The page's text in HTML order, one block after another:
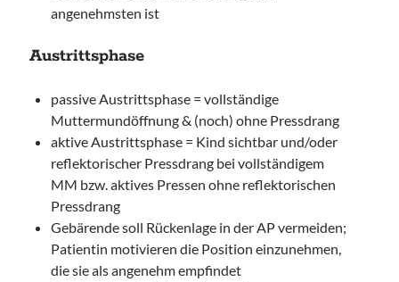
angenehmsten ist
Austrittsphase
passive Austrittsphase = vollständige
Muttermundöffnung & (noch) ohne Pressdrang
aktive Austrittsphase = Kind sichtbar und/oder
reflektorischer Pressdrang bei vollständigem
MM bzw. aktives Pressen ohne reflektorischen
Pressdrang
Gebärende soll Rückenlage in der AP vermeiden;
Patientin motivieren die Position einzunehmen,
die sie als angenehm empfindet